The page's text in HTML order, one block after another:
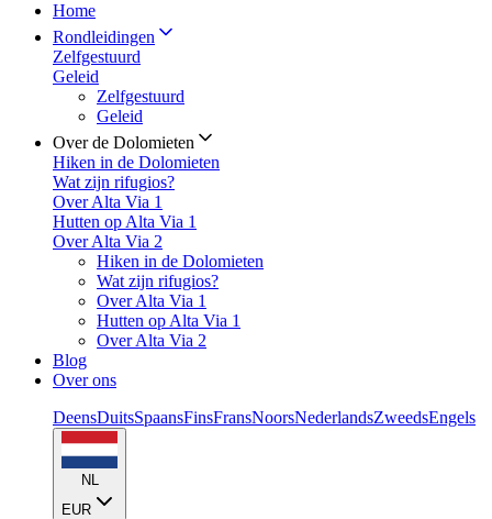
Home
Rondleidingen
Zelfgestuurd
Geleid
Zelfgestuurd
Geleid
Over de Dolomieten
Hiken in de Dolomieten
Wat zijn rifugios?
Over Alta Via 1
Hutten op Alta Via 1
Over Alta Via 2
Hiken in de Dolomieten
Wat zijn rifugios?
Over Alta Via 1
Hutten op Alta Via 1
Over Alta Via 2
Blog
Over ons
DeensDuitsSpaansFinsFransNoorsNederlandsZweedsEngels
NL
EUR